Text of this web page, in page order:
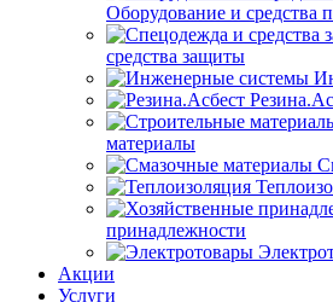
Оборудование и средства
средства защиты
материалы
принадлежности
Акции
Услуги